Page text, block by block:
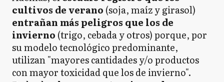
cultivos de verano (soja, maíz y girasol)
entrañan más peligros que los de
invierno (trigo, cebada y otros) porque, por
su modelo tecnológico predominante,
utilizan "mayores cantidades y/o productos
con mayor toxicidad que los de invierno".